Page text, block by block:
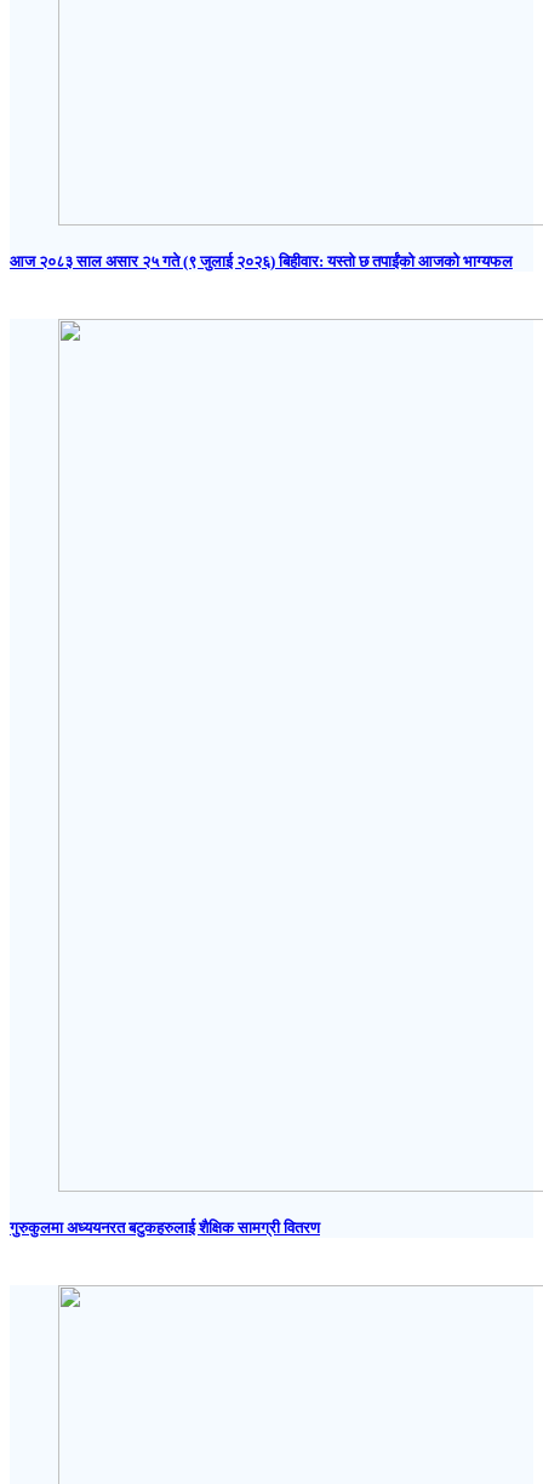
आज २०८३ साल असार २५ गते (९ जुलाई २०२६) बिहीवार: यस्तो छ तपाईंको आजको भाग्यफल
गुरुकुलमा अध्ययनरत बटुकहरुलाई शैक्षिक सामग्री वितरण